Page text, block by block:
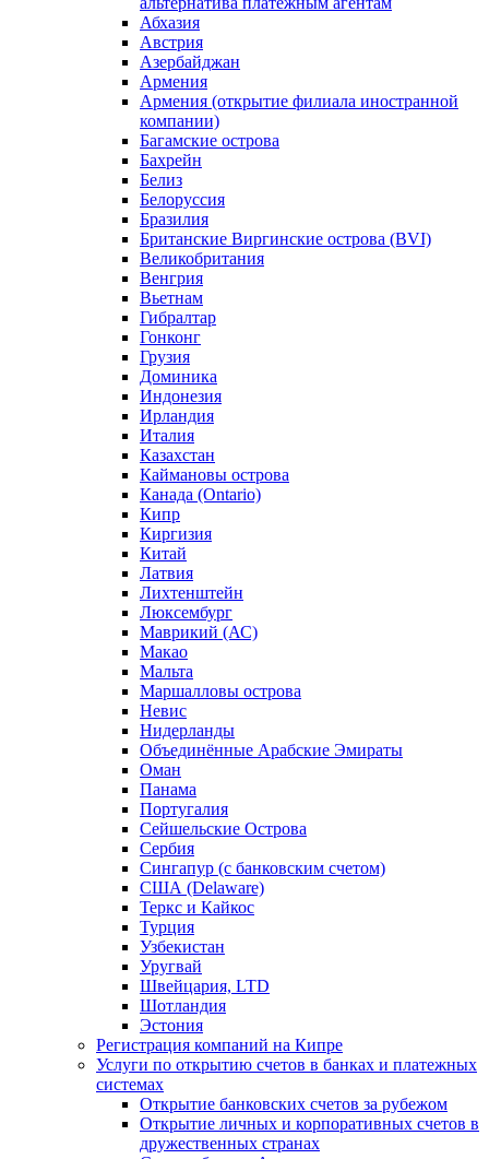
Абхазия
Австрия
Азербайджан
Армения
Армения (открытие филиала иностранной
компании)
Багамские острова
Бахрейн
Белиз
Белоруссия
Бразилия
Британские Виргинские острова (BVI)
Великобритания
Венгрия
Вьетнам
Гибралтар
Гонконг
Грузия
Доминика
Индонезия
Ирландия
Италия
Казахстан
Каймановы острова
Канада (Ontario)
Кипр
Киргизия
Китай
Латвия
Лихтенштейн
Люксембург
Маврикий (АС)
Макао
Мальта
Маршалловы острова
Нeвис
Нидерланды
Объединённые Арабские Эмираты
Оман
Панама
Португалия
Сейшельские Острова
Сербия
Сингапур (c банковским счетом)
США (Delaware)
Теркс и Кайкос
Турция
Узбекистан
Уругвай
Швейцария, LTD
Шотландия
Эстония
Регистрация компаний на Кипре
Услуги по открытию счетов в банках и платежных
системах
Открытие банковских счетов за рубежом
Открытие личных и корпоративных счетов в
дружественных странах